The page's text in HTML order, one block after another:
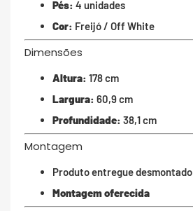
Pés: 4 unidades
Cor: Freijó / Off White
Dimensões
Altura: 178 cm
Largura: 60,9 cm
Profundidade: 38,1 cm
Montagem
Produto entregue desmontado
Montagem oferecida